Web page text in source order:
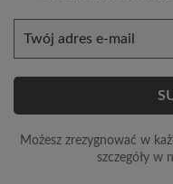
Możesz zrezygnować w
szczegóły w